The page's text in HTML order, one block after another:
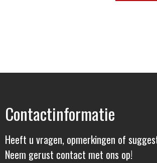
Contactinformatie
Heeft u vragen, opmerkingen of
Neem gerust contact met ons op!